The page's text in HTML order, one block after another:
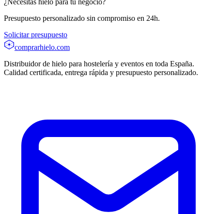
Presupuesto personalizado sin compromiso en 24h.
Solicitar presupuesto
comprarhielo.com
Distribuidor de hielo para hostelería y eventos en toda España.
Calidad certificada, entrega rápida y presupuesto personalizado.